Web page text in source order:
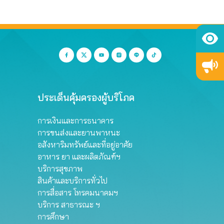
ประเด็นคุ้มครองผู้บริโภค
การเงินและการธนาคาร
การขนส่งและยานพาหนะ
อสังหาริมทรัพย์และที่อยู่อาศัย
อาหาร ยา และผลิตภัณฑ์ฯ
บริการสุขภาพ
สินค้าและบริการทั่วไป
การสื่อสาร โทรคมนาคมฯ
บริการ สาธารณะ ฯ
การศึกษา